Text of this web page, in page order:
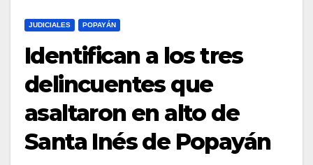
JUDICIALES POPAYÁN
Identifican a los tres
delincuentes que
asaltaron en alto de
Santa Inés de Popayán